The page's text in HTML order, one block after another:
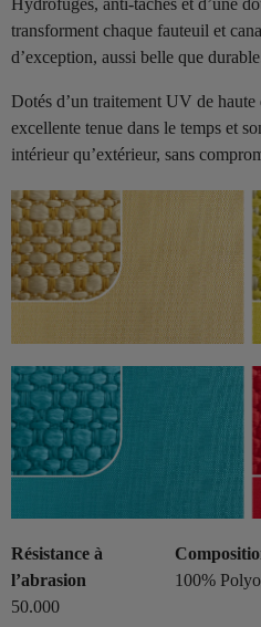
Hydrofuges, anti-taches et d’une
transforment chaque fauteuil et
d’exception, aussi belle que
Dotés d’un traitement UV de
excellente tenue dans le temps et
intérieur qu’extérieur, sans
Résistance à
l’abrasion
50.000
100%